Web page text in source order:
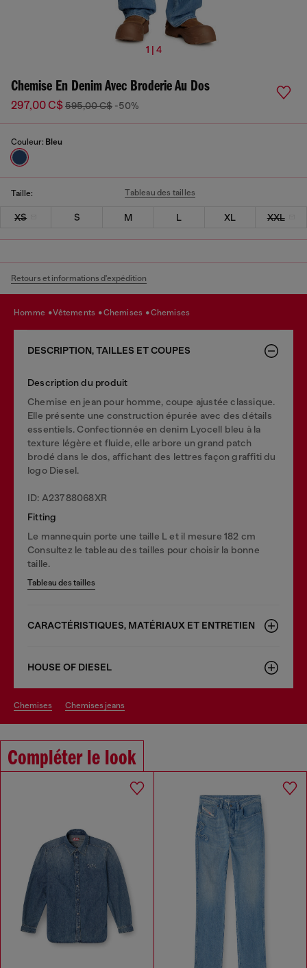
1 | 4
Chemise En Denim Avec Broderie Au Dos
297,00 C$595,00 C$ -50%
Couleur: Bleu
Taille: Tableau des tailles
XS S M L XL XXL
Retours et informations d'expédition
homme vêtements chemises chemises
DESCRIPTION, TAILLES ET COUPES
Description du produit
Chemise en jean pour homme, coupe ajustée classique.
Elle présente une construction épurée avec des détails
essentiels. Confectionnée en denim Lyocell bleu à la
texture légère et fluide, elle arbore un grand patch
brodé dans le dos, affichant des lettres façon graffiti du
logo Diesel.
ID: A23788068XR
Fitting
Le mannequin porte une taille L et il mesure 182 cm
Consultez le tableau des tailles pour choisir la bonne
taille.
Tableau des tailles
CARACTÉRISTIQUES, MATÉRIAUX ET ENTRETIEN
HOUSE OF DIESEL
chemises chemises jeans
Compléter le look